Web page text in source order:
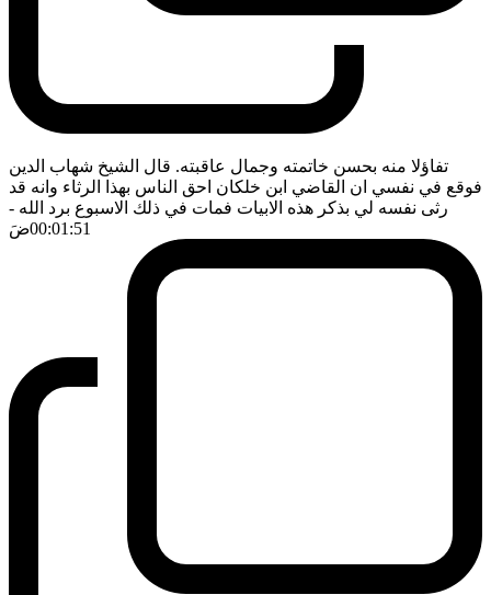
تفاؤلا منه بحسن خاتمته وجمال عاقبته. قال الشيخ شهاب الدين
فوقع في نفسي ان القاضي ابن خلكان احق الناس بهذا الرثاء وانه قد
رثى نفسه لي بذكر هذه الابيات فمات في ذلك الاسبوع برد الله -
00:01:51ضَ